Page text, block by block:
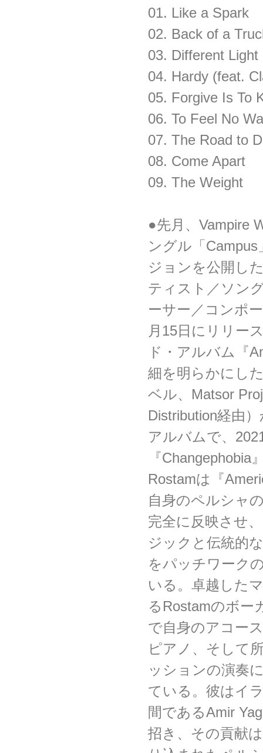
01. Like a Spark
02. Back of a
03. Different Light
04. Hardy (feat.
05. Forgive Is To
06. To Feel No
07. The Road to
08. Come Apart
09. The Weight
●先月、Vampire
ングル「
ジョンを公開し
ティスト／ソン
ーサー／コンポ
月15日にリリー
ド・アルバム『
細を明らかにし
ベル、Matsor
Distribution経由
アルバムで、
『
Rostamは『
自身のペルシャ
完全に反映させ
ジックと伝統的
をパッチワーク
いる。卓越した
るRostamのボー
で自身のアコー
ピアノ、そして
ッションの演奏
ている。彼はイ
間であるAmir
招き、その貢献